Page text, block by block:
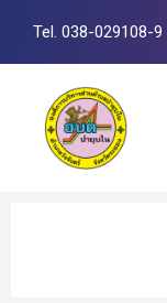
Tel. 038-029108-9